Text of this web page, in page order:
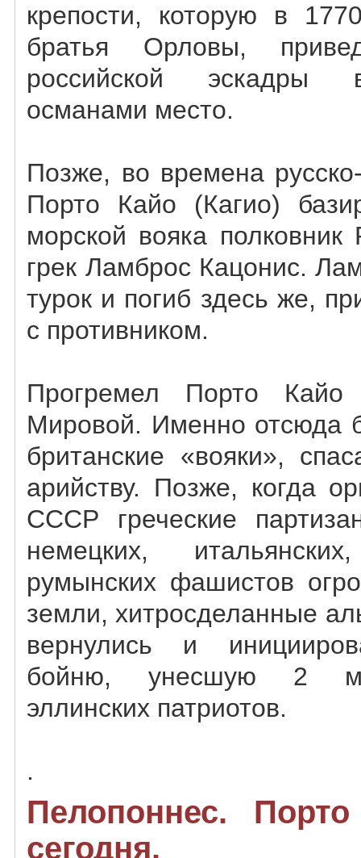
крепости, которую в
братья Орловы,
российской эскадры
османами место.
Позже, во времена
Порто Кайо (Кагио)
морской вояка полковник
грек Ламброс Кацонис.
турок и погиб здесь же,
с противником.
Прогремел Порто
Мировой. Именно отсюда
британские «вояки»,
арийству. Позже, когда
СССР греческие
немецких,
румынских фашистов
земли, хитросделанные
вернулись и
бойню, унесшую 2
эллинских патриотов.
.
Пелопоннес.
сегодня.